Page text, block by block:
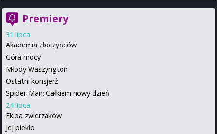
Premiery
31 lipca
Akademia złoczyńców
Góra mocy
Młody Waszyngton
Ostatni konsjerż
Spider-Man: Całkiem nowy dzień
24 lipca
Ekipa zwierzaków
Jej piekło